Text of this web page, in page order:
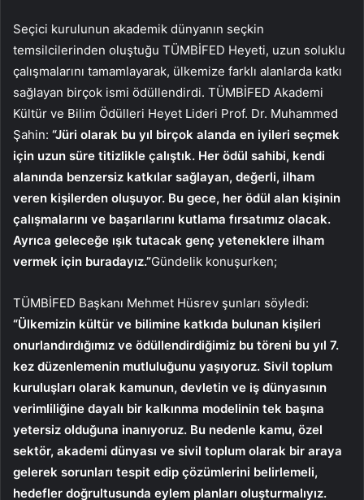
Seçici kurulunun akademik dünyanın seçkin
temsilcilerinden oluştuğu TÜMBİFED Heyeti, uzun soluklu
çalışmalarını tamamlayarak, ülkemize farklı alanlarda katkı
sağlayan birçok ismi ödüllendirdi. TÜMBİFED Akademi
Kültür ve Bilim Ödülleri Heyet Lideri Prof. Dr. Muhammed
Şahin: “Jüri olarak bu yıl birçok alanda en iyileri seçmek
için uzun süre titizlikle çalıştık. Her ödül sahibi, kendi
alanında benzersiz katkılar sağlayan, değerli, ilham
veren kişilerden oluşuyor. Bu gece, her ödül alan kişinin
çalışmalarını ve başarılarını kutlama fırsatımız olacak.
Ayrıca geleceğe ışık tutacak genç yeteneklere ilham
vermek için buradayız.”Gündelik konuşurken;
TÜMBİFED Başkanı Mehmet Hüsrev şunları söyledi:
“Ülkemizin kültür ve bilimine katkıda bulunan kişileri
onurlandırdığımız ve ödüllendirdiğimiz bu töreni bu yıl 7.
kez düzenlemenin mutluluğunu yaşıyoruz. Sivil toplum
kuruluşları olarak kamunun, devletin ve iş dünyasının
verimliliğine dayalı bir kalkınma modelinin tek başına
yetersiz olduğuna inanıyoruz. Bu nedenle kamu, özel
sektör, akademi dünyası ve sivil toplum olarak bir araya
gelerek sorunları tespit edip çözümlerini belirlemeli,
hedefler doğrultusunda eylem planları oluşturmalıyız.